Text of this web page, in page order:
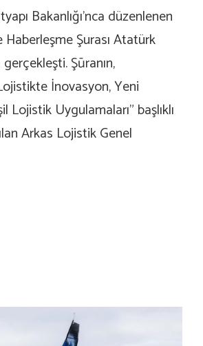
Bakanlığı’nca düzenlenen
Haberleşme Şurası Atatürk
gerçekleşti. Şūranın,
İnovasyon, Yeni
Lojistik Uygulamaları” başlıklı
Arkas Lojistik Genel